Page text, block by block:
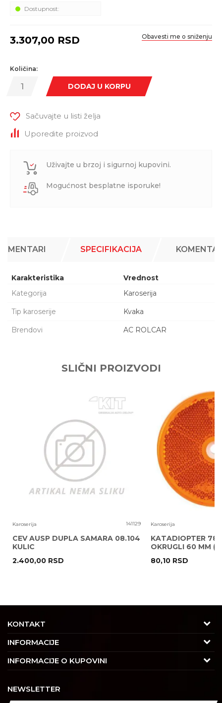
Dostupnost:
3.307,00 RSD Obavesti me o sniženju
Količina:
DODAJ U KORPU
Sačuvajte u listi želja
Uporedite proizvod
Uživajte u brzoj i sigurnoj kupovini.
Mogućnost besplatne isporuke!
SPECIFIKACIJA
Karakteristika
Vrednost
Kategorija
Karoserija
Tip karoserije Kvaka
Brendovi AC ROLCAR
POŠALJI
SLIČNI PROIZVODI
Karoserija 141129
CEV AUSP DUPLA SAMARA 08.104
KULIC
2.400,00 RSD
Karoserija
KATADIOPTER
OKRUGLI 60 MM ( )
80,10 RSD
KONTAKT
Adresa
Trgovačka 7/2, Čukarica
11030 Beograd, Srbija
INFORMACIJE
O nama
Saradnja
INFORMACIJE O KUPOVINI
Izjava o privatnosti i sigurnosti podataka
NEWSLETTER